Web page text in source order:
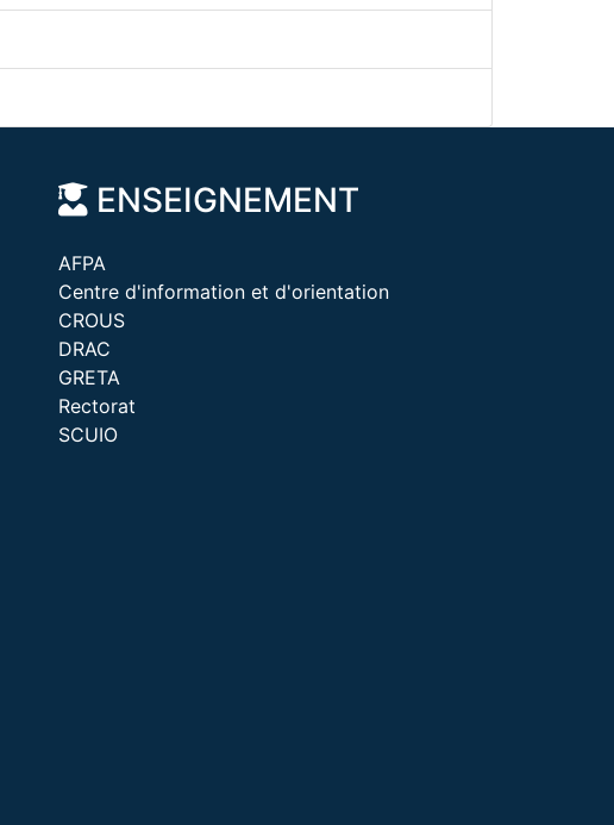
ENSEIGNEMENT
AFPA
Centre d'information et d'orientation
CROUS
DRAC
GRETA
Rectorat
SCUIO